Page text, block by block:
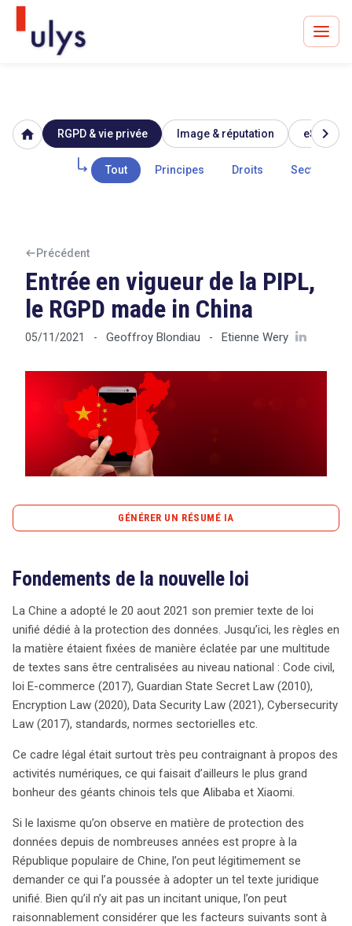
Avocats à Paris & Bruxelles
Leader en droit de l'innovation depuis 30 ans
Tout sur le droit de l'innovation
CONTACT
home RGPD & vie privée Image & réputation eSanté
Tout Principes Droits Secteur
chevron_right
Précédent
Entrée en vigueur de la PIPL,
le RGPD made in China
05/11/2021 - Geoffroy Blondiau - Etienne Wery
GÉNÉRER UN RÉSUMÉ IA
La Chine a franchi une étape cruciale en adoptant, le 20
données, la PIPL. Ce texte vise à centraliser des règles
jusqu’alors éparpillées et peu contraignantes,
principalement pour contrer les abus de géants
technologiques comme Alibaba et Xiaomi. Plusieurs
facteurs ont motivé cette initiative, notamment la
pression internationale pour renforcer la protection des
données, les récentes fuites massives d’informations, et
l’utilisation de ses données personnelles. La PIPL
présente des similitudes avec le RGPD européen, tant en
termes de structure que de principes fondamentaux.
Toutefois, elle reste plus vague, reflétant une priorité
accordée à la sécurité nationale plutôt qu’à la protection
individuelle. La loi impose des sanctions sévères aux
entreprises en cas de violation, exige des plateformes
internet de créer des organismes de supervision, et
conditionne les transferts de données à des analyses de
Fondements de la nouvelle loi
La Chine a adopté le 20 aout 2021 son premier texte de loi
unifié dédié à la protection des données. Jusqu’ici, les règles en
la matière étaient fixées de manière éclatée par une multitude
de textes sans être centralisées au niveau national : Code civil,
loi E-commerce (2017), Guardian State Secret Law (2010),
Encryption Law (2020), Data Security Law (2021), Cybersecurity
Law (2017), standards, normes sectorielles etc.
Ce cadre légal était surtout très peu contraignant à propos des
activités numériques, ce qui faisait d’ailleurs le plus grand
bonheur des géants chinois tels que Alibaba et Xiaomi.
Si le laxisme qu’on observe en matière de protection des
données depuis de nombreuses années est propre à la
République populaire de Chine, l’on peut légitimement se
demander ce qui l’a poussée à adopter un tel texte juridique
unifié. Bien qu’il n’y ait pas un incitant unique, l’on peut
raisonnablement considérer que les facteurs suivants sont à